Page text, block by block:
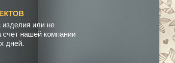
или не
счет нашей компании
дней.